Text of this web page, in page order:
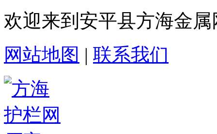
欢迎来到安平县方海金
网站地图 | 联系我们